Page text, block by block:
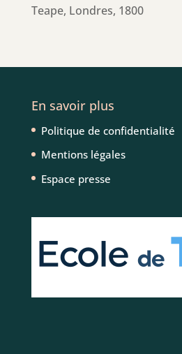
Teape, Londres, 1800
En savoir plus
Politique de confidentialité
Mentions légales
Espace presse